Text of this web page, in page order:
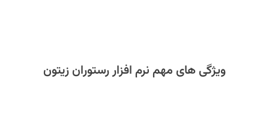
ویژگی های مهم نرم افزار رستوران زیتون